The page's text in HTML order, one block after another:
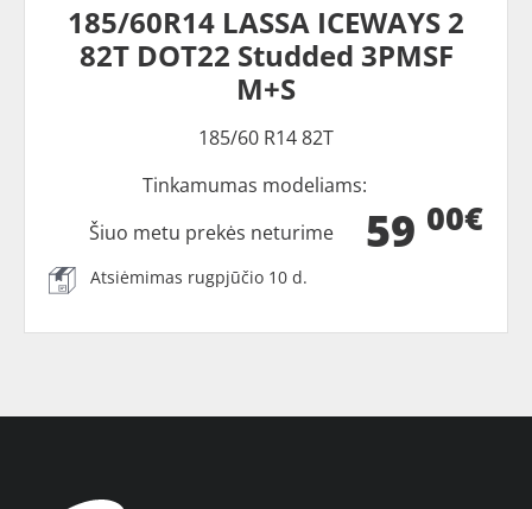
185/60R14 LASSA ICEWAYS 2
82T DOT22 Studded 3PMSF
M+S
185/60 R14 82T
Tinkamumas modeliams:
59 00€
Šiuo metu prekės neturime
Atsiėmimas rugpjūčio 10 d.